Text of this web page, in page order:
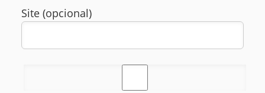
Site (opcional)